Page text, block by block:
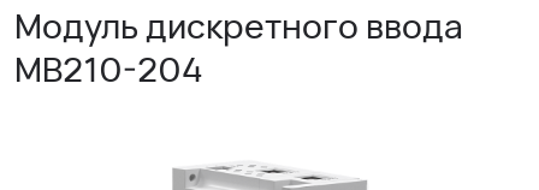
Модуль дискретного ввода
МВ210-204